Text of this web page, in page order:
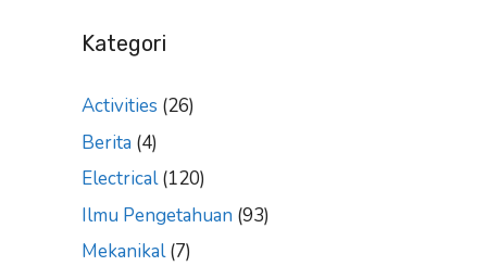
Kategori
Activities (26)
Berita (4)
Electrical(120)
Ilmu Pengetahuan (93)
Mekanikal(7)